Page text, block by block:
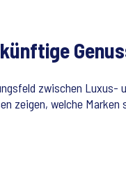
zwischen Luxus-
zeigen, welche